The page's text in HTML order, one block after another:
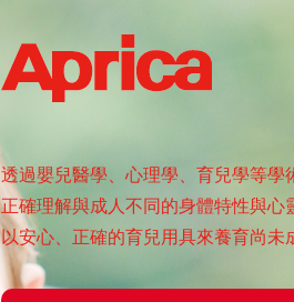
透過嬰兒醫學、心理學、育兒學等學
正確理解與成人不同的身體特性與心
以安心、正確的育兒用具來養育尚未